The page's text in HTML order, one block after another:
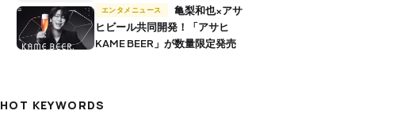
エンタメニュース
ヒビール共同開発！「アサヒ
KAME BEER」が数量限定発売
HOT KEYWORDS